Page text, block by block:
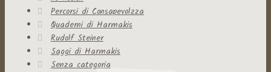
Percorsi di Consapevolzza
Quaderni di Harmakis
Rudolf Steiner
Saggi di Harmakis
Senza categoria